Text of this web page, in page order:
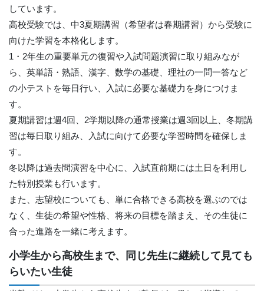
しています。
高校受験では、中3夏期講習（希望者は春期講習）から受験に
向けた学習を本格化します。
1・2年生の重要単元の復習や入試問題演習に取り組みなが
ら、英単語・熟語、漢字、数学の基礎、理社の一問一答など
の小テストを毎日行い、入試に必要な基礎力を身につけま
す。
夏期講習は週4回、2学期以降の通常授業は週3回以上、冬期講
習は毎日取り組み、入試に向けて必要な学習時間を確保しま
す。
冬以降は過去問演習を中心に、入試直前期には土日を利用し
た特別授業も行います。
また、志望校についても、単に合格できる高校を選ぶのでは
なく、生徒の希望や性格、将来の目標を踏まえ、その生徒に
合った進路を一緒に考えます。
小学生から高校生まで、同じ先生に継続して見ても
らいたい生徒